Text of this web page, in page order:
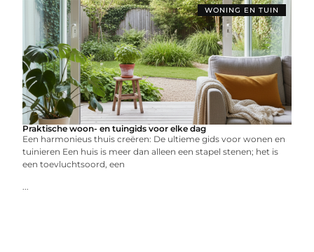
WONING EN TUIN
Praktische woon- en tuingids voor elke dag
Een harmonieus thuis creëren: De ultieme gids voor wonen en
tuinieren Een huis is meer dan alleen een stapel stenen; het is
een toevluchtsoord, een
...